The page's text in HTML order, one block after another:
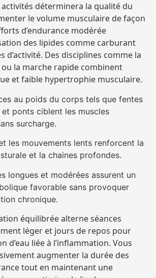
activités déterminera la qualité du
le volume musculaire de façon
d’endurance modérée
des lipides comme carburant
d’activité. Des disciplines comme la
la marche rapide combinent
et faible hypertrophie musculaire.
au poids du corps tels que fentes
ponts ciblent les muscles
surcharge.
les mouvements lents renforcent la
et la chaines profondes.
longues et modérées assurent un
favorable sans provoquer
chronique.
équilibrée alterne séances
léger et jours de repos pour
d’eau liée à l’inflammation. Vous
augmenter la durée des
tout en maintenant une